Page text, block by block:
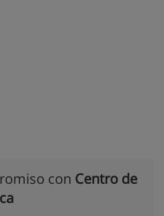
con Centro de